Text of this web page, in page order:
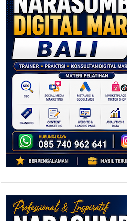
Narasumber
Digital Marketing
Bali: Mengangkat
Potensi Lokal
melalui Strategi
Konten dan
Pengalaman
Digital
Bali tidak hanya dikenal
karena keindahan
alamnya. Di balik
pantai,…